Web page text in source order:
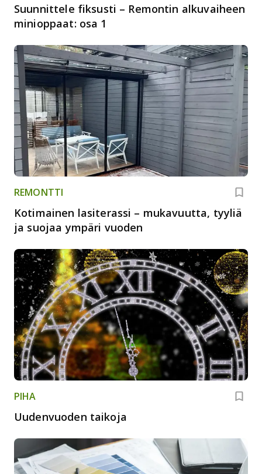
Suunnittele fiksusti – Remontin alkuvaiheen
minioppaat: osa 1
REMONTTI
Kotimainen lasiterassi – mukavuutta, tyyliä
ja suojaa ympäri vuoden
PIHA
Uudenvuoden taikoja